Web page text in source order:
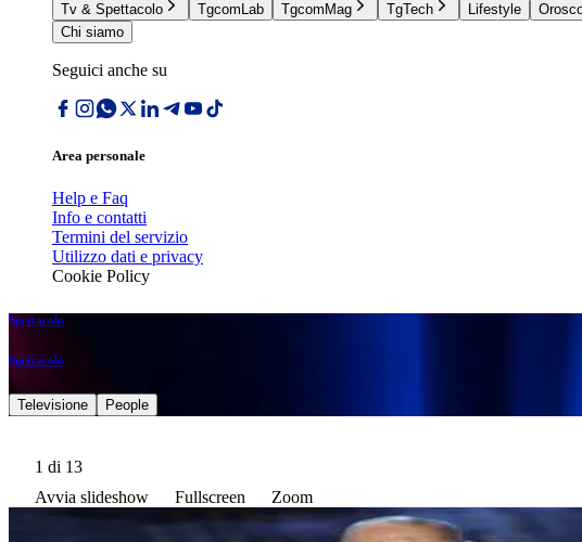
Tv & Spettacolo
TgcomLab TgcomMag TgTech Lifestyle
Chi siamo
Seguici anche su
Area personale
Help e Faq
Info e contatti
Termini del servizio
Utilizzo dati e privacy
Cookie Policy
Spettacolo
Spettacolo
Televisione People
1 di 13
Avvia slideshow
Fullscreen Zoom